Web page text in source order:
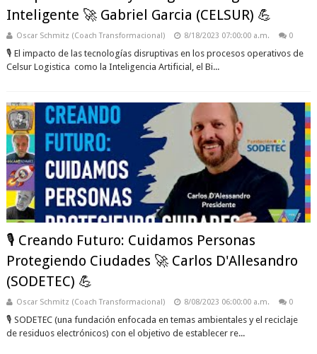
Inteligente 🚀 Gabriel Garcia (CELSUR) 💪
Oscar Schmitz (Coach Transformacional) 8/18/2023 07:00:00 a.m. 0
🎙️ El impacto de las tecnologías disruptivas en los procesos operativos de
Celsur Logistica como la Inteligencia Artificial, el Bi...
🎙️ Creando Futuro: Cuidamos Personas
Protegiendo Ciudades 🚀 Carlos D'Allesandro
(SODETEC) 💪
Oscar Schmitz (Coach Transformacional) 8/08/2023 06:00:00 a.m. 0
🎙️ SODETEC (una fundación enfocada en temas ambientales y el reciclaje
de residuos electrónicos) con el objetivo de establecer re...